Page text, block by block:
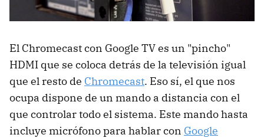
El Chromecast con Google TV es un "pincho"
HDMI que se coloca detrás de la televisión igual
que el resto de Chromecast. Eso sí, el que nos
ocupa dispone de un mando a distancia con el
que controlar todo el sistema. Este mando hasta
incluye micrófono para hablar con Google